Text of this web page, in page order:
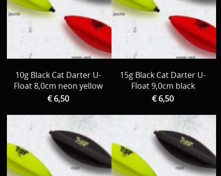
10g Black Cat Darter U-
Float 8,0cm neon yellow
€ 6,50
15g Black Cat Darter U-
Float 9,0cm black
€ 6,50